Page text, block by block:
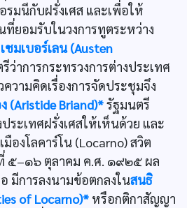
รมนีกับฝรั่งเศส และเพื่อให้
ยอมรับในวงการทูตระหว่าง
ชมเบอร์เลน (Austen
ว่าการกระทรวงการต่างประเทศ
วามคิดเรื่องการจัดประชุมจึง
(Aristide Briand)*รัฐมนตรี
ระเทศฝรั่งเศสให้เห็นด้วย และ
องโลคาร์โน (Locarno) สวิต
๕–๑๖ ตุลาคม ค.ศ. ๑๙๒๕ ผล
มีการลงนามข้อตกลงในสนธิ
of Locarno)* หรือกติกาสัญญา